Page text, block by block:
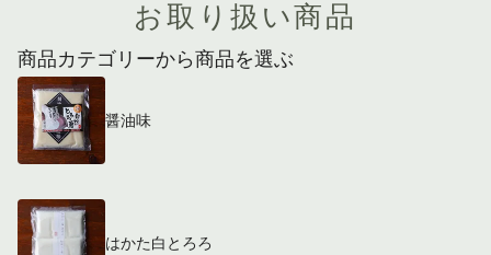
お取り扱い商品
商品カテゴリーから商品を選ぶ
醤油味
はかた白とろろ